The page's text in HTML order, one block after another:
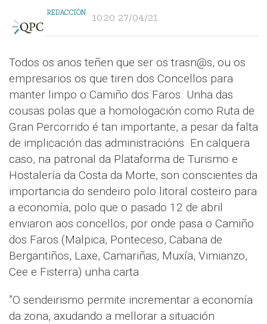
REDACCIÓN 10:20 27/04/21
Todos os anos teñen que ser os trasn@s, ou os
empresarios os que tiren dos Concellos para
manter limpo o Camiño dos Faros. Unha das
cousas polas que a homologación como Ruta de
Gran Percorrido é tan importante, a pesar da falta
de implicación das administracións. En calquera
caso, na patronal da Plataforma de Turismo e
Hostalería da Costa da Morte, son conscientes da
importancia do sendeiro polo litoral costeiro para
a economía, polo que o pasado 12 de abril
enviaron aos concellos, por onde pasa o Camiño
dos Faros (Malpica, Ponteceso, Cabana de
Bergantiños, Laxe, Camariñas, Muxía, Vimianzo,
Cee e Fisterra) unha carta.
”O sendeirismo permite incrementar a economía
da zona, axudando a mellorar a situación